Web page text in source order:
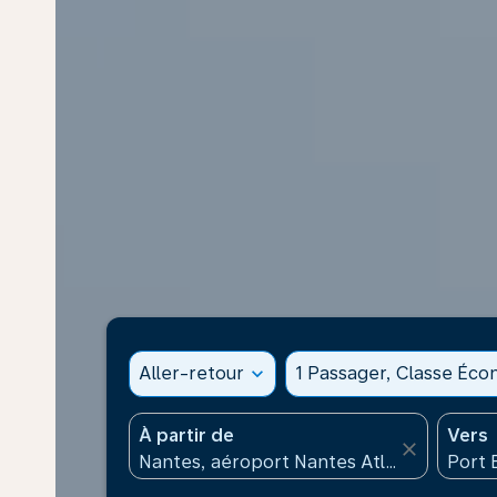
Aller-retour expand_more 1 Passager, Classe
À partir de
close
Vers